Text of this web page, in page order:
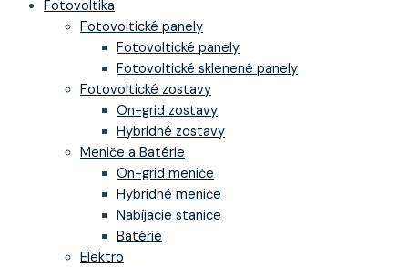
Fotovoltika
Fotovoltické panely
Fotovoltické panely
Fotovoltické sklenené panely
Fotovoltické zostavy
On-grid zostavy
Hybridné zostavy
Meniče a Batérie
On-grid meniče
Hybridné meniče
Nabíjacie stanice
Batérie
Elektro